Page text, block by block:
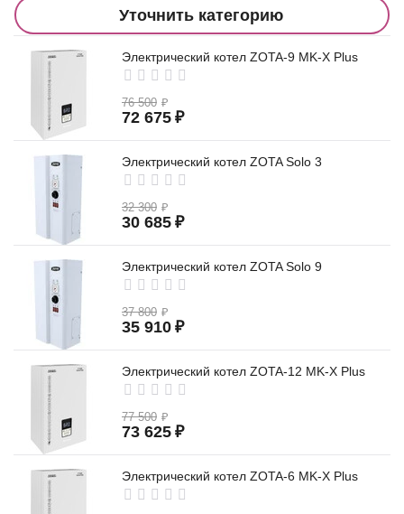
Уточнить категорию
Электрический котел ZOTA-9 MK-X Plus
76 500 ₽
72 675 ₽
Электрический котел ZOTA Solo 3
32 300 ₽
30 685 ₽
Электрический котел ZOTA Solo 9
37 800 ₽
35 910 ₽
Электрический котел ZOTA-12 MK-X Plus
77 500 ₽
73 625 ₽
Электрический котел ZOTA-6 MK-X Plus